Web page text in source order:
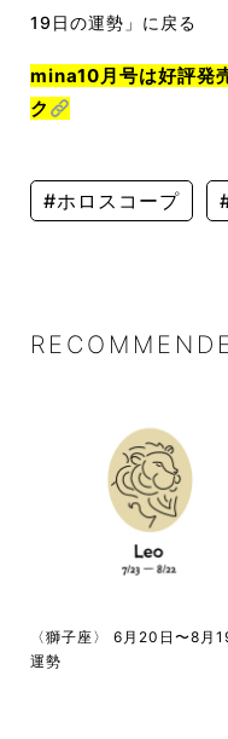
19日の運勢」に戻る
mina10月号は好評発
ク
#ホロスコープ
〈獅子座〉 6月20日〜8月
運勢